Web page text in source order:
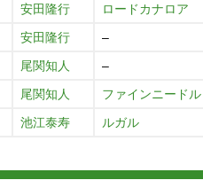
安田隆行
ロードカナロア
安田隆行
–
尾関知人
–
尾関知人
ファインニードル
池江泰寿 ルガル